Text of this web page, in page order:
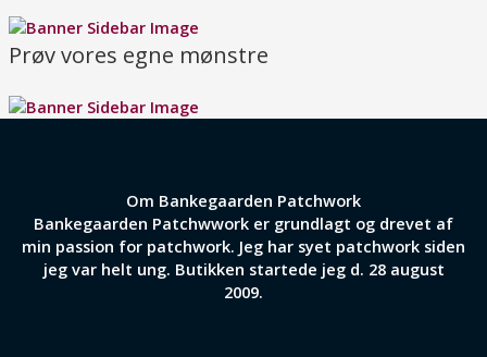
Prøv vores egne mønstre
Om Bankegaarden Patchwork
Bankegaarden Patchwwork er grundlagt og drevet af
min passion for patchwork. Jeg har syet patchwork siden
jeg var helt ung. Butikken startede jeg d. 28 august
2009.